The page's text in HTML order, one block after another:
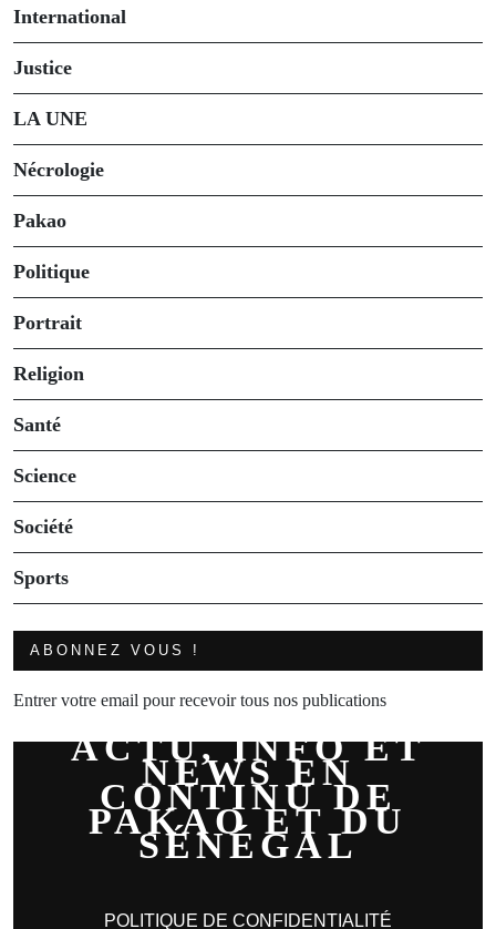
International
Justice
LA UNE
Nécrologie
Pakao
Politique
Portrait
Religion
Santé
Science
Société
Sports
ABONNEZ VOUS !
Entrer votre email pour recevoir tous nos publications
ACTU, INFO ET
NEWS EN
CONTINU DE
PAKAO ET DU
SÉNÉGAL
POLITIQUE DE CONFIDENTIALITÉ